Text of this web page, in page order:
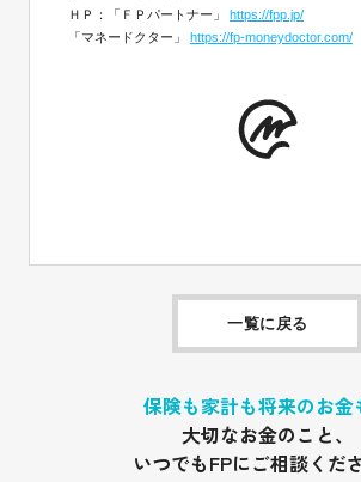
ＨＰ：「ＦＰパートナー」 https://fpp.jp/
「マネードクター」 https://fp-moneydoctor.com/
一覧に戻る
保険も家計も将来のお金
大切なお金のこと、
いつでもFPにご相談くだ